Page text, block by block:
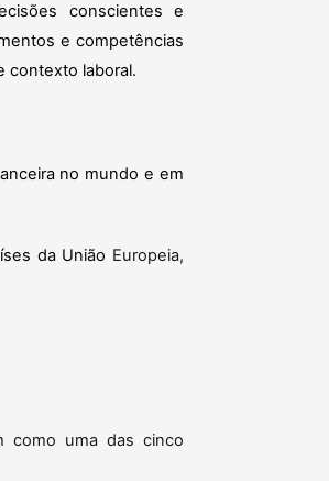
conscientes e
e competências
contexto laboral.
no mundo e em
da União Europeia,
como uma das cinco